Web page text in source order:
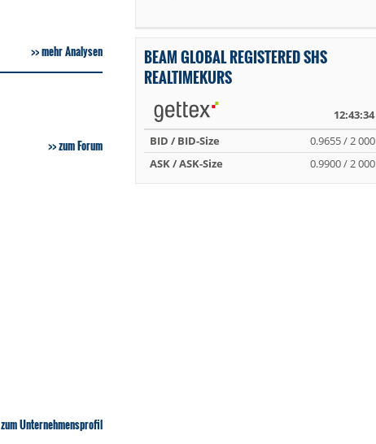
mehr Analysen
zum Forum
zum Unternehmensprofil
BEAM GLOBAL REGISTERED SHS
REALTIMEKURS
12:43:34
BID / BID-Size
0.9655 / 2 000
ASK / ASK-Size
0.9900 / 2 000